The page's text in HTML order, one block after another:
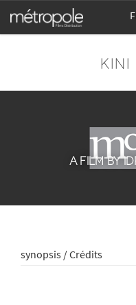
KINI
A FILM BY
synopsis / Crédits